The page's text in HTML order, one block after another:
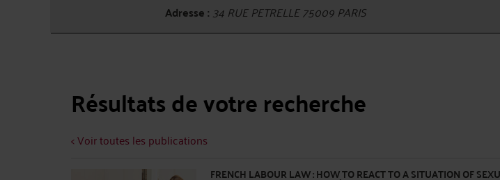
Adresse : 34 RUE PETRELLE 75009 PARIS
Résultats de votre recherche
< Voir toutes les publications
FRENCH LABOUR LAW : HOW TO REACT TO A SITUATION OF